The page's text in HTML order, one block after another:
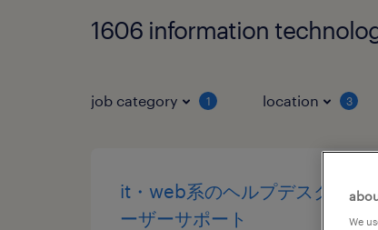
1606 information
job category 1 location 3
it・web系のヘルプデスク・ユ
ーザーサポート
We